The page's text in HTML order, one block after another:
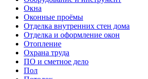
Окна
Оконные проёмы
Отделка внутренних стен дома
Отделка и оформление окон
Отопление
Охрана труда
ПО и сметное дело
Пол